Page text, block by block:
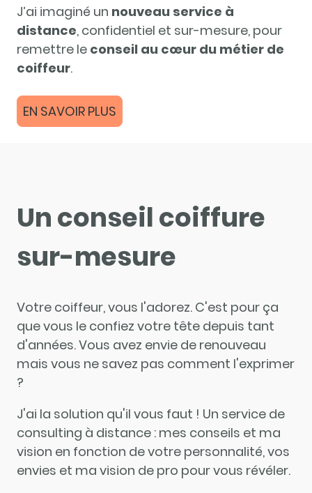
J’ai imaginé un nouveau service à
distance, confidentiel et sur-mesure, pour
remettre le conseil au cœur du métier de
coiffeur.
EN SAVOIR PLUS
Un conseil coiffure
sur-mesure
Votre coiffeur, vous l'adorez. C'est pour ça
que vous le confiez votre tête depuis tant
d'années. Vous avez envie de renouveau
mais vous ne savez pas comment l'exprimer
?
J'ai la solution qu'il vous faut ! Un service de
consulting à distance : mes conseils et ma
vision en fonction de votre personnalité, vos
envies et ma vision de pro pour vous révéler.